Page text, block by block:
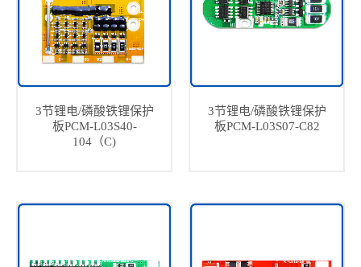
3节锂电/磷酸铁锂保护
板PCM-L03S40-
104（C)
3节锂电/磷酸铁锂保护
板PCM-L03S07-C82